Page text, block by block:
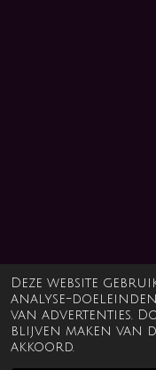
Deze website
analyse-
van advertenties.
blijven maken van
akkoord.